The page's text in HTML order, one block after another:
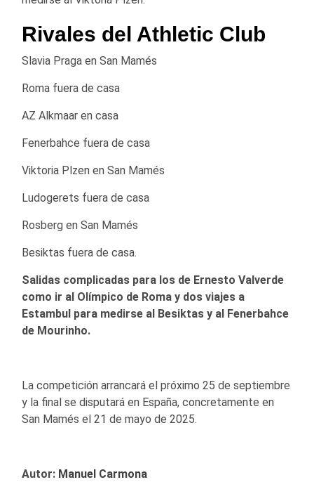
Rivales del Athletic Club
Slavia Praga en San Mamés
Roma fuera de casa
AZ Alkmaar en casa
Fenerbahce fuera de casa
Viktoria Plzen en San Mamés
Ludogerets fuera de casa
Rosberg en San Mamés
Besiktas fuera de casa.
Salidas complicadas para los de Ernesto Valverde
como ir al Olímpico de Roma y dos viajes a
Estambul para medirse al Besiktas y al Fenerbahce
de Mourinho.
La competición arrancará el próximo 25 de septiembre
y la final se disputará en España, concretamente en
San Mamés el 21 de mayo de 2025.
Autor: Manuel Carmona